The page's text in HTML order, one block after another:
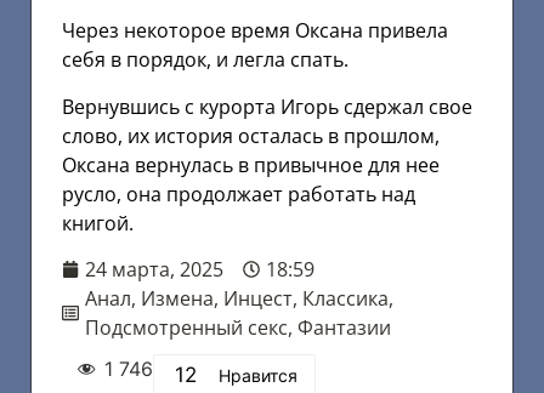
Через некоторое время Оксана привела
себя в порядок, и легла спать.
Вернувшись с курорта Игорь сдержал свое
слово, их история осталась в прошлом,
Оксана вернулась в привычное для нее
русло, она продолжает работать над
книгой.
24 марта, 2025
18:59
Анал, Измена, Инцест, Классика,
Подсмотренный секс, Фантазии
1 746 12 Нравится